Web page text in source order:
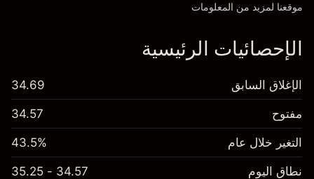
موقعنا لمزيد من المعلومات
الإحصائيات الرئيسية
الإغلاق السابق 34.69
مفتوح 34.57
التغير خلال عام 43.5%
نطاق اليوم 34.57 - 35.25